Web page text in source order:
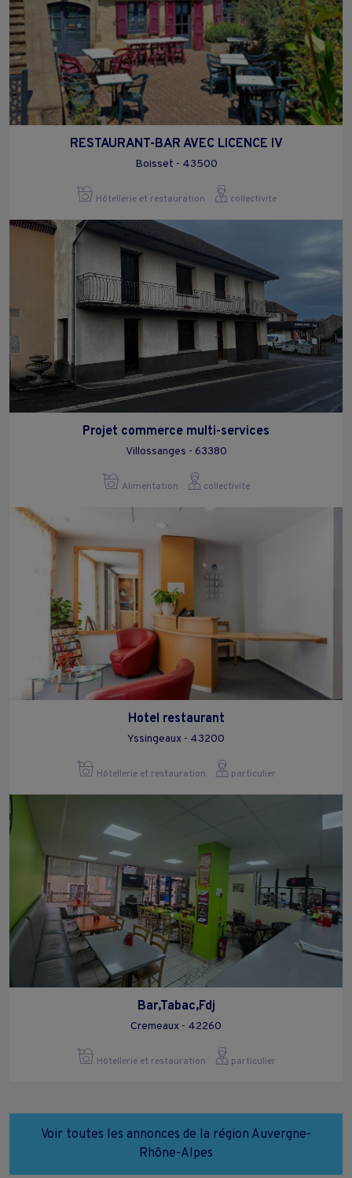
RESTAURANT-BAR AVEC LICENCE IV
Boisset - 43500
Hôtellerie et restauration collectivite
Projet commerce multi-services
Villossanges - 63380
Alimentation collectivite
Hotel restaurant
Yssingeaux - 43200
Hôtellerie et restauration particulier
Bar,Tabac,Fdj
Cremeaux - 42260
Hôtellerie et restauration particulier
Voir toutes les annonces de la région Auvergne-
Rhône-Alpes